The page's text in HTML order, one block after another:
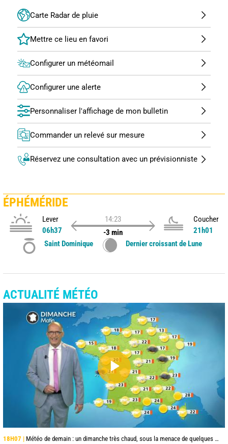
Carte Radar de pluie
Configurer un météomail
Configurer une alerte
Personnaliser l'affichage de mon bulletin
Commander un relevé sur mesure
Réservez une consultation avec un prévisionniste
ÉPHÉMÉRIDE
Lever
06h37
14:23
-3 min
Coucher
21h01
Saint Dominique
Dernier croissant de Lune
ACTUALITÉ MÉTÉO
18H07 | Météo de demain : un dimanche très chaud, sous la menace de quelques orages